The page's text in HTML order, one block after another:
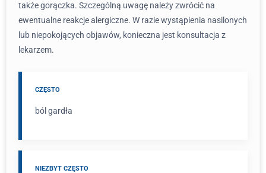
także gorączka. Szczególną uwagę należy zwrócić na
ewentualne reakcje alergiczne. W razie wystąpienia nasilonych
lub niepokojących objawów, konieczna jest konsultacja z
lekarzem.
CZĘSTO
ból gardła
NIEZBYT CZĘSTO